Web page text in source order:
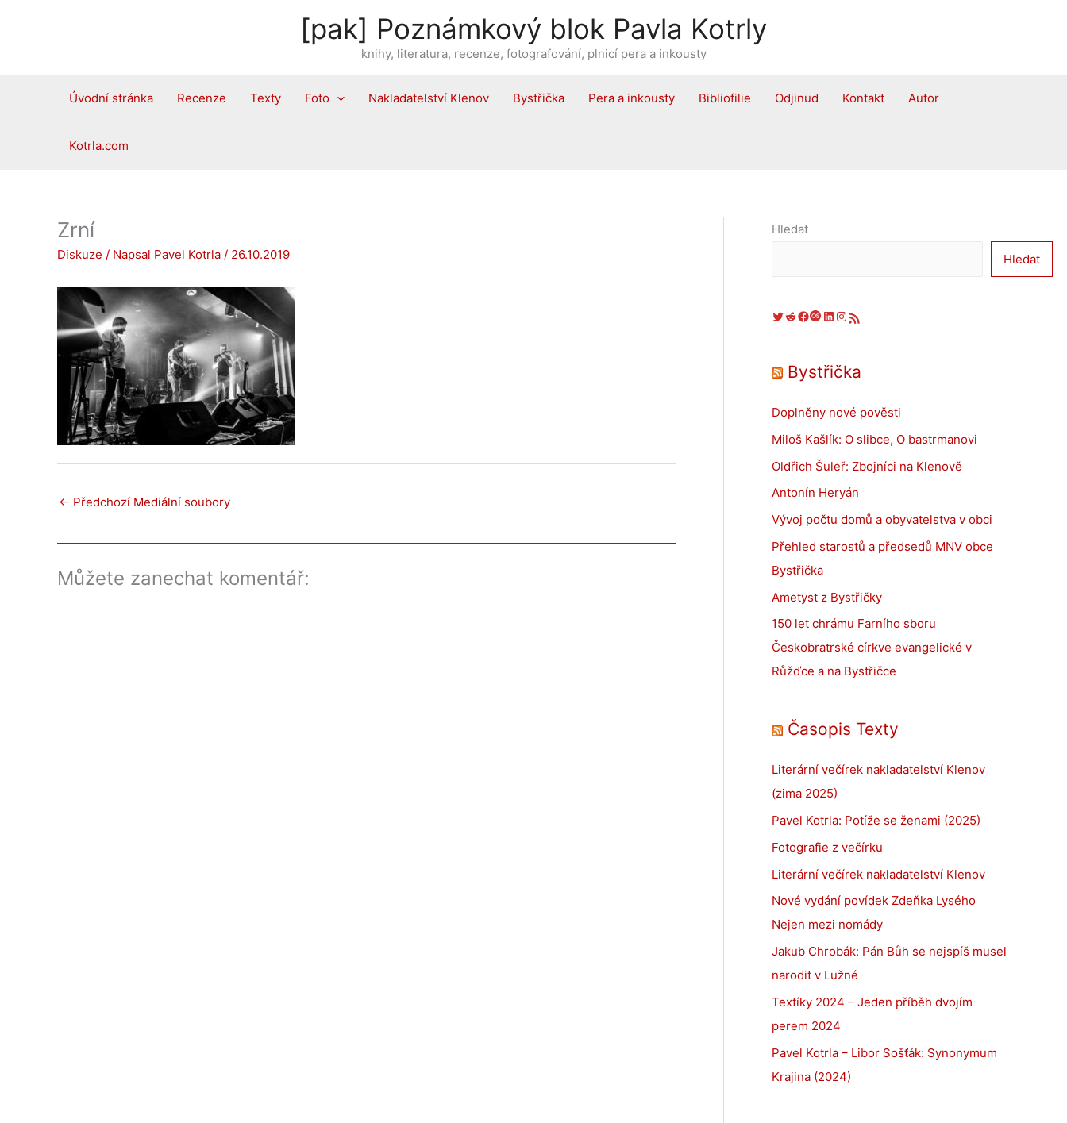
[pak] Poznámkový blok Pavla Kotrly
knihy, literatura, recenze, fotografování, plnicí pera a inkousty
Úvodní stránka Recenze Texty Foto Nakladatelství Klenov Bystřička Pera a inkousty Bibliofilie Odjinud Kontakt Autor
Kotrla.com
Zrní
Diskuze / Napsal Pavel Kotrla / 26.10.2019
← Předchozí Mediální soubory
Můžete zanechat komentář:
Hledat
Hledat
Twitter Reddit Facebook Last.fm LinkedIn Instagram RSS zdroj
Bystřička
Doplněny nové pověsti
Miloš Kašlík: O slibce, O bastrmanovi
Oldřich Šuleř: Zbojníci na Klenově
Antonín Heryán
Vývoj počtu domů a obyvatelstva v obci
Přehled starostů a předsedů MNV obce
Bystřička
Ametyst z Bystřičky
150 let chrámu Farního sboru
Českobratrské církve evangelické v
Růžďce a na Bystřičce
Časopis Texty
Literární večírek nakladatelství Klenov
(zima 2025)
Pavel Kotrla: Potíže se ženami (2025)
Fotografie z večírku
Literární večírek nakladatelství Klenov
Nové vydání povídek Zdeňka Lysého
Nejen mezi nomády
Jakub Chrobák: Pán Bůh se nejspíš musel
narodit v Lužné
Textíky 2024 – Jeden příběh dvojím
perem 2024
Pavel Kotrla – Libor Sošťák: Synonymum
Krajina (2024)